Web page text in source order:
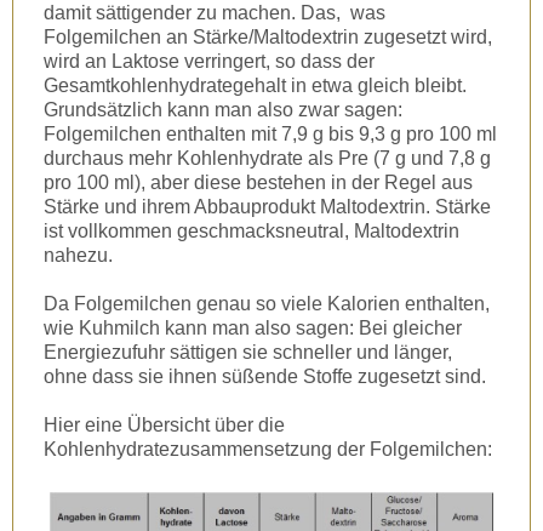
damit sättigender zu machen. Das, was
Folgemilchen an Stärke/Maltodextrin zugesetzt wird,
wird an Laktose verringert, so dass der
Gesamtkohlenhydrategehalt in etwa gleich bleibt.
Grundsätzlich kann man also zwar sagen:
Folgemilchen enthalten mit 7,9 g bis 9,3 g pro 100 ml
durchaus mehr Kohlenhydrate als Pre (7 g und 7,8 g
pro 100 ml), aber diese bestehen in der Regel aus
Stärke und ihrem Abbauprodukt Maltodextrin. Stärke
ist vollkommen geschmacksneutral, Maltodextrin
nahezu.
Da Folgemilchen genau so viele Kalorien enthalten,
wie Kuhmilch kann man also sagen: Bei gleicher
Energiezufuhr sättigen sie schneller und länger,
ohne dass sie ihnen süßende Stoffe zugesetzt sind.
Hier eine Übersicht über die
Kohlenhydratezusammensetzung der Folgemilchen: